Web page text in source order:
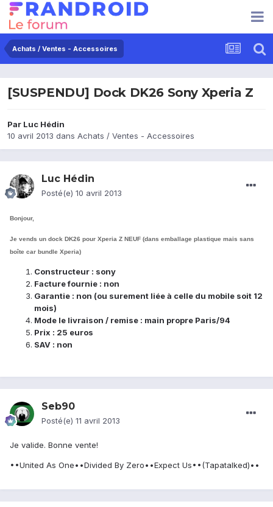
Achats / Ventes - Accessoires
[SUSPENDU] Dock DK26 Sony Xperia Z
Par Luc Hédin
10 avril 2013 dans Achats / Ventes - Accessoires
Luc Hédin
Posté(e) 10 avril 2013
Bonjour,
Je vends un dock DK26 pour Xperia Z NEUF (dans emballage plastique mais sans
boîte car bundle Xperia)
Constructeur : sony
Facture fournie : non
Garantie : non (ou surement liée à celle du mobile soit 12
mois)
Mode le livraison / remise : main propre Paris/94
Prix : 25 euros
SAV : non
Seb90
Posté(e) 11 avril 2013
Je valide. Bonne vente!
••United As One••Divided By Zero••Expect Us••(Tapatalked)••